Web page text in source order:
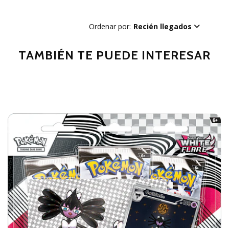
Ordenar por: Recién llegados
TAMBIÉN TE PUEDE INTERESAR